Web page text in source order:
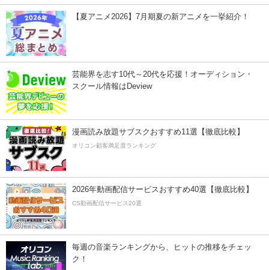
【夏アニメ2026】7月期夏の新アニメを一挙紹介！
芸能界を志す10代～20代を応援！オーディション・
スクール情報はDeview
漫画読み放題サブスクおすすめ11選【徹底比較】
オリコン顧客満足度ランキング
2026年動画配信サービスおすすめ40選【徹底比較】
CS動画配信サービス20選
毎週の音楽ランキングから、ヒットの推移をチェッ
ク！